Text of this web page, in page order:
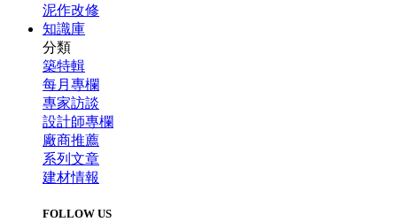
泥作改修
知識庫
分類
築特輯
每月專欄
專家訪談
設計師專欄
廠商推薦
系列文章
建材情報
FOLLOW US